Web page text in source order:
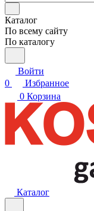
Каталог
По всему сайту
По каталогу
Войти
0
Избранное
0 Корзина
Каталог